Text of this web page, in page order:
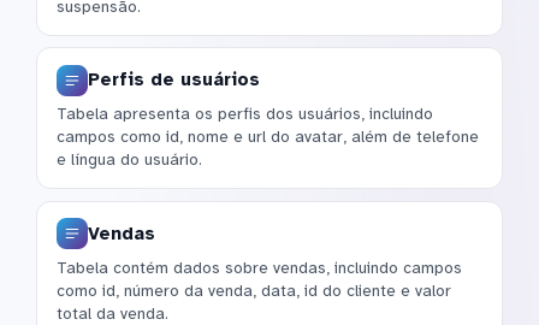
suspensão.
Perfis de usuários
Tabela apresenta os perfis dos usuários, incluindo
campos como id, nome e url do avatar, além de telefone
e língua do usuário.
Vendas
Tabela contém dados sobre vendas, incluindo campos
como id, número da venda, data, id do cliente e valor
total da venda.